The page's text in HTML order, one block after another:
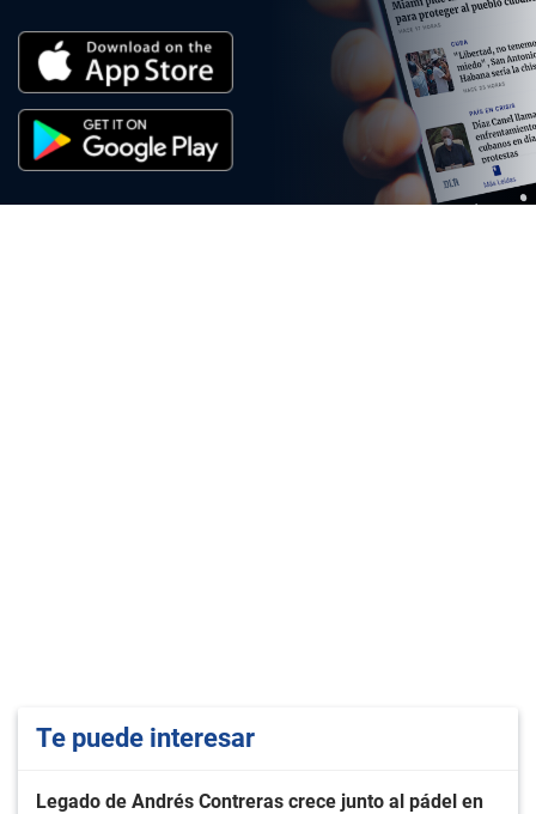
Te puede interesar
Legado de Andrés Contreras crece junto al pádel en